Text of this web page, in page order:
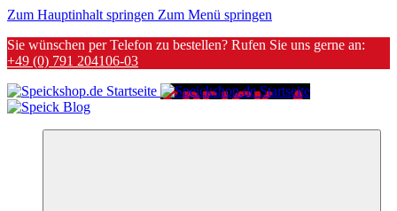
Zum Hauptinhalt springen Zum Menü springen
Sie wünschen per Telefon zu bestellen? Rufen Sie uns gerne an:
+49 (0) 791 204106-03